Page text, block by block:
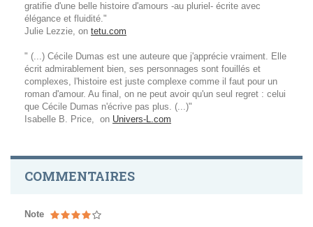
gratifie d'une belle histoire d'amours -au pluriel- écrite avec
élégance et fluidité."
Julie Lezzie, on tetu.com
" (...) Cécile Dumas est une auteure que j'apprécie vraiment. Elle
écrit admirablement bien, ses personnages sont fouillés et
complexes, l'histoire est juste complexe comme il faut pour un
roman d'amour. Au final, on ne peut avoir qu'un seul regret : celui
que Cécile Dumas n'écrive pas plus. (...)"
Isabelle B. Price, on Univers-L.com
COMMENTAIRES
Note